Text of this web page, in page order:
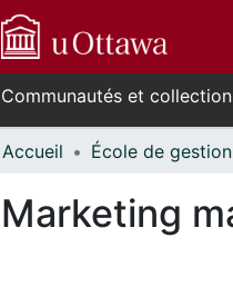
Communautés et
Accueil
Marketing